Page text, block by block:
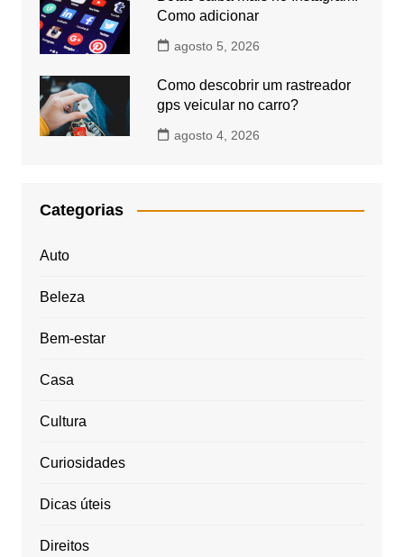
Como adicionar
agosto 5, 2026
Como descobrir um rastreador
gps veicular no carro?
agosto 4, 2026
Categorias
Auto
Beleza
Bem-estar
Casa
Cultura
Curiosidades
Dicas úteis
Direitos